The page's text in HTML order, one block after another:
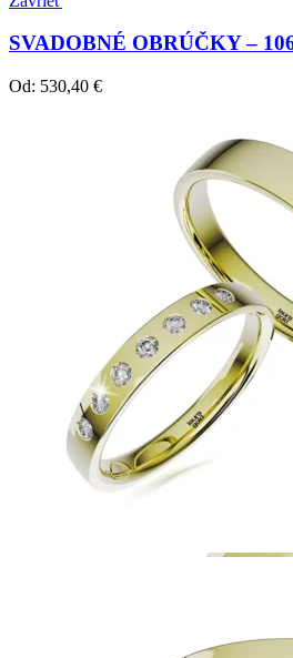
SVADOBNÉ OBRÚČKY –
Od: 530,40 €